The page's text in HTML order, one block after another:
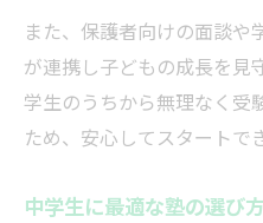
また、保護者向けの面談や
が連携し子どもの成長を見
学生のうちから無理なく受
ため、安心してスタートで
中学生に最適な塾の選び